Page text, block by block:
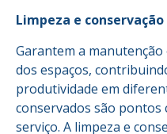
Limpeza e conservação
Garantem a
dos espaços,
produtividade em
conservados são pontos
serviço. A limpeza e